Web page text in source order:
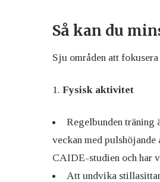
Så kan du
Sju områden att
Fysisk aktivitet
Regelbunden träning
veckan med
CAIDE-studien och har
Att undvika